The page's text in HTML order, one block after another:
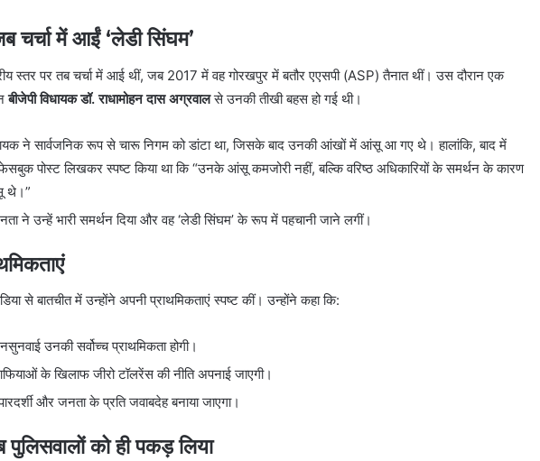
चर्चा में आईं ‘लेडी सिंघम’
स्तर पर तब चर्चा में आई थीं, जब 2017 में वह गोरखपुर में बतौर एएसपी (ASP) तैनात थीं। उस दौरान एक
बीजेपी विधायक डॉ. राधामोहन दास अग्रवालसे उनकी तीखी बहस हो गई थी।
ने सार्वजनिक रूप से चारू निगम को डांटा था, जिसके बाद उनकी आंखों में आंसू आ गए थे। हालांकि, बाद में
पोस्ट लिखकर स्पष्ट किया था कि “उनके आंसू कमजोरी नहीं, बल्कि वरिष्ठ अधिकारियों के समर्थन के कारण
थे।”
ने उन्हें भारी समर्थन दिया और वह ‘लेडी सिंघम’ के रूप में पहचानी जाने लगीं।
से बातचीत में उन्होंने अपनी प्राथमिकताएं स्पष्ट कीं। उन्होंने कहा कि:
उनकी सर्वोच्च प्राथमिकता होगी।
के खिलाफ जीरो टॉलरेंस की नीति अपनाई जाएगी।
और जनता के प्रति जवाबदेह बनाया जाएगा।
पुलिसवालों को ही पकड़ लिया